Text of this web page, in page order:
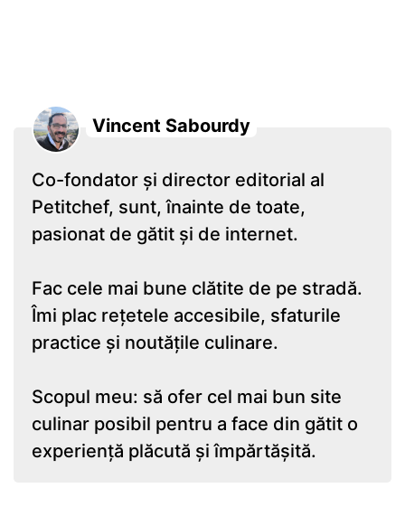
Vincent Sabourdy
Co-fondator și director editorial al
Petitchef, sunt, înainte de toate,
pasionat de gătit și de internet.
Fac cele mai bune clătite de pe stradă.
Îmi plac rețetele accesibile, sfaturile
practice și noutățile culinare.
Scopul meu: să ofer cel mai bun site
culinar posibil pentru a face din gătit o
experiență plăcută și împărtășită.